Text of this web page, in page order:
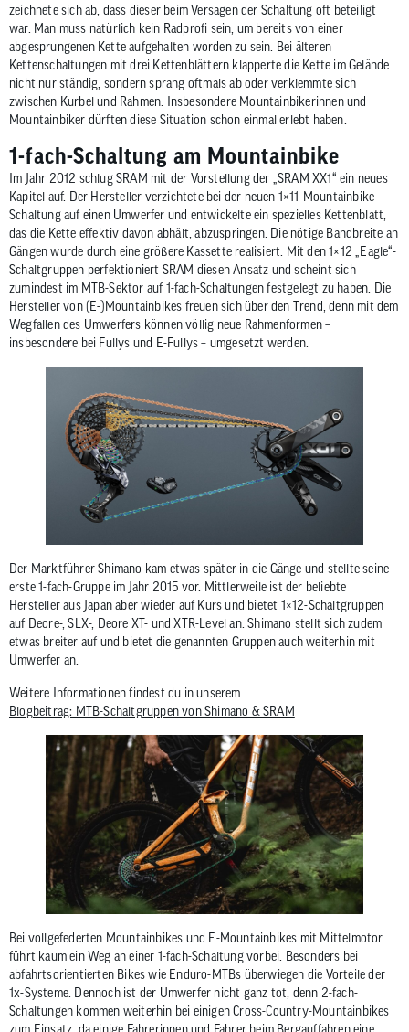
zeichnete sich ab, dass dieser beim Versagen der Schaltung oft beteiligt
war. Man muss natürlich kein Radprofi sein, um bereits von einer
abgesprungenen Kette aufgehalten worden zu sein. Bei älteren
Kettenschaltungen mit drei Kettenblättern klapperte die Kette im Gelände
nicht nur ständig, sondern sprang oftmals ab oder verklemmte sich
zwischen Kurbel und Rahmen. Insbesondere Mountainbikerinnen und
Mountainbiker dürften diese Situation schon einmal erlebt haben.
1-fach-Schaltung am Mountainbike
Im Jahr 2012 schlug SRAM mit der Vorstellung der „SRAM XX1“ ein neues
Kapitel auf. Der Hersteller verzichtete bei der neuen 1×11-Mountainbike-
Schaltung auf einen Umwerfer und entwickelte ein spezielles Kettenblatt,
das die Kette effektiv davon abhält, abzuspringen. Die nötige Bandbreite an
Gängen wurde durch eine größere Kassette realisiert. Mit den 1×12 „Eagle“-
Schaltgruppen perfektioniert SRAM diesen Ansatz und scheint sich
zumindest im MTB-Sektor auf 1-fach-Schaltungen festgelegt zu haben. Die
Hersteller von (E-)Mountainbikes freuen sich über den Trend, denn mit dem
Wegfallen des Umwerfers können völlig neue Rahmenformen –
insbesondere bei Fullys und E-Fullys – umgesetzt werden.
Der Marktführer Shimano kam etwas später in die Gänge und stellte seine
erste 1-fach-Gruppe im Jahr 2015 vor. Mittlerweile ist der beliebte
Hersteller aus Japan aber wieder auf Kurs und bietet 1×12-Schaltgruppen
auf Deore-, SLX-, Deore XT- und XTR-Level an. Shimano stellt sich zudem
etwas breiter auf und bietet die genannten Gruppen auch weiterhin mit
Umwerfer an.
Weitere Informationen findest du in unserem
Blogbeitrag: MTB-Schaltgruppen von Shimano & SRAM
Bei vollgefederten Mountainbikes und E-Mountainbikes mit Mittelmotor
führt kaum ein Weg an einer 1-fach-Schaltung vorbei. Besonders bei
abfahrtsorientierten Bikes wie Enduro-MTBs überwiegen die Vorteile der
1x-Systeme. Dennoch ist der Umwerfer nicht ganz tot, denn 2-fach-
Schaltungen kommen weiterhin bei einigen Cross-Country-Mountainbikes